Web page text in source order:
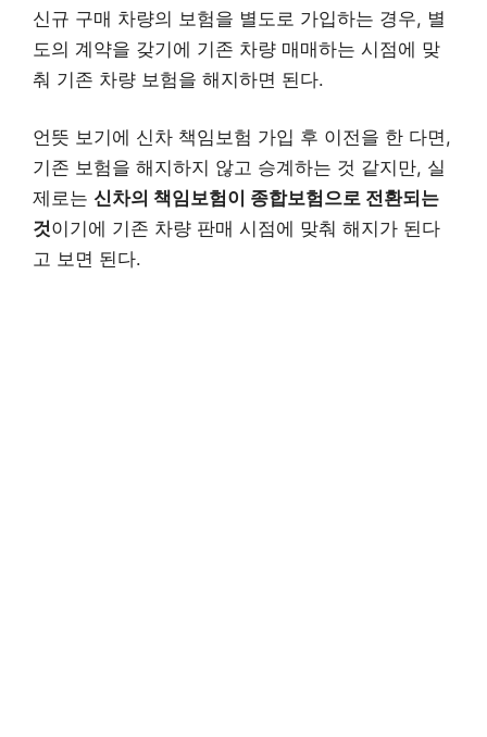
신규 구매 차량의 보험을 별도로 가입하는 경우, 별
도의 계약을 갖기에 기존 차량 매매하는 시점에 맞
춰 기존 차량 보험을 해지하면 된다.
언뜻 보기에 신차 책임보험 가입 후 이전을 한 다면,
기존 보험을 해지하지 않고 승계하는 것 같지만, 실
제로는 신차의 책임보험이 종합보험으로 전환되는
것이기에 기존 차량 판매 시점에 맞춰 해지가 된다
고 보면 된다.